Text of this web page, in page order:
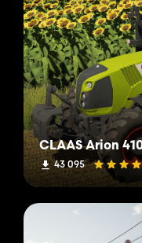
CLAAS Arion
43 095